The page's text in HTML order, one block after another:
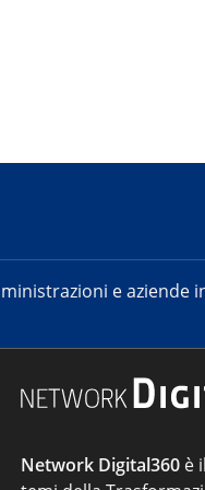
e aziende
Network Digital360 è